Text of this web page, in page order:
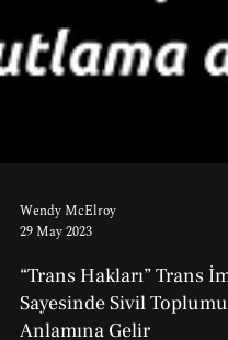
Wendy McElroy
29 May 2023